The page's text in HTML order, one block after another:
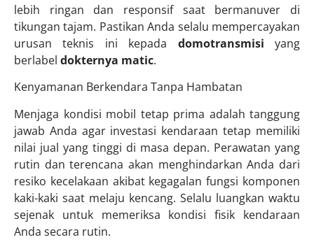
lebih ringan dan responsif saat bermanuver di
tikungan tajam. Pastikan Anda selalu mempercayakan
urusan teknis ini kepada domotransmisi yang
berlabel dokternya matic.
Kenyamanan Berkendara Tanpa Hambatan
Menjaga kondisi mobil tetap prima adalah tanggung
jawab Anda agar investasi kendaraan tetap memiliki
nilai jual yang tinggi di masa depan. Perawatan yang
rutin dan terencana akan menghindarkan Anda dari
resiko kecelakaan akibat kegagalan fungsi komponen
kaki-kaki saat melaju kencang. Selalu luangkan waktu
sejenak untuk memeriksa kondisi fisik kendaraan
Anda secara rutin.